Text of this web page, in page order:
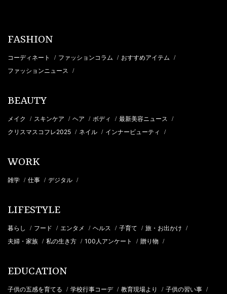
FASHION
コーディネート / ファッションコラム / おすすめアイテム /
ファッションニュース /
BEAUTY
メイク / スキンケア / ヘア / ボディ / 最新美容ニュース /
クリスマスコフレ2025 / ネイル / インナービューティ /
WORK
雑学 / 仕事 / デジタル /
LIFESTYLE
暮らし / フード / エンタメ / ヘルス / 子育て / 旅・お出かけ /
夫婦・家族 / 私の生き方 / 100人アンケート / 贈り物 /
EDUCATION
子供の五感を育てる / 学校行事コーデ / 教育現場より / 子供の習い事 /